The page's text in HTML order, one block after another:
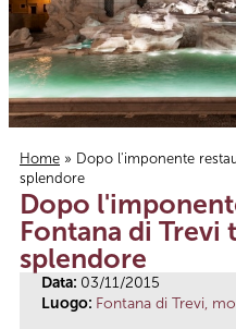
Tu sei qui
Home » Dopo l'imponente
splendore
Dopo
Fontana di Trevi
splendore
Data: 03/11/2015
Luogo: Fontana di Trevi,